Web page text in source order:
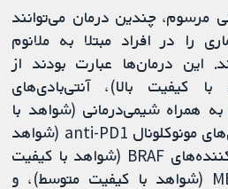
مرسوم، چندین درمان می‌توانند
را در افراد مبتلا به ملانوم
این درمان‌ها عبارت بودند از
با کیفیت بالا)، آنتی‌بادی‌های
مونوکلونال anti-CTLA4 به همراه شیمی‌درمانی (شواهد با
کیفیت متوسط)، آنتی‌بادی‌های مونوکلونال anti-PD1 (شواهد
با کیفیت متوسط)، مهار کننده‌های BRAF (شواهد با کیفیت
بالا)، مهار کننده‌های MEK (شواهد با کیفیت متوسط)، و